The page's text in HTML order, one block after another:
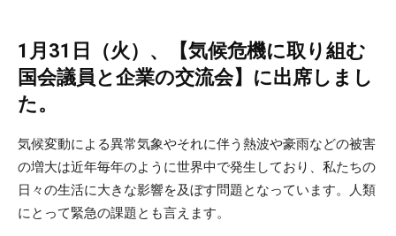
1月31日（火）、【気候危機に取り組む
国会議員と企業の交流会】に出席しまし
た。
気候変動による異常気象やそれに伴う熱波や豪雨などの被害
の増大は近年毎年のように世界中で発生しており、私たちの
日々の生活に大きな影響を及ぼす問題となっています。人類
にとって緊急の課題とも言えます。